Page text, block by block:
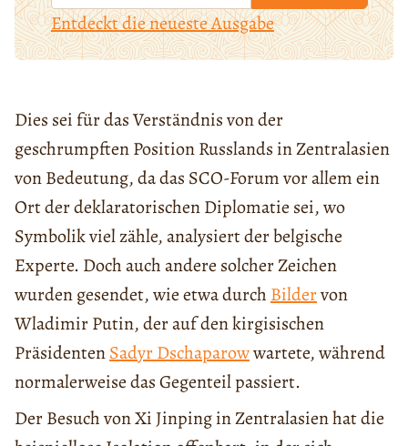
Entdeckt die neueste Ausgabe
Dies sei für das Verständnis von der
geschrumpften Position Russlands in Zentralasien
von Bedeutung, da das SCO-Forum vor allem ein
Ort der deklaratorischen Diplomatie sei, wo
Symbolik viel zähle, analysiert der belgische
Experte. Doch auch andere solcher Zeichen
wurden gesendet, wie etwa durchBildervon
Wladimir Putin, der auf den kirgisischen
PräsidentenSadyr Dschaparowwartete, während
normalerweise das Gegenteil passiert.
Der Besuch von Xi Jinping in Zentralasien hat die